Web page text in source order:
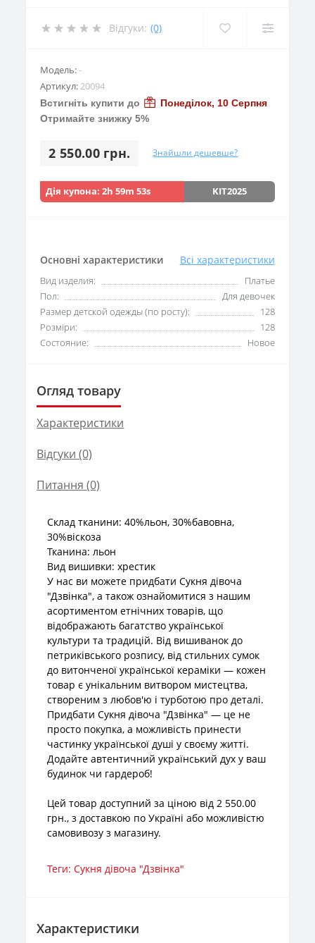
Відгуки: (0)
Модель:-
Артикул: 20094
Встигніть купити до
Понеділок, 10 Серпня
Отримайте знижку 5%
2 550.00 грн. Знайшли дешевше?
Дія купона:2h 59m 53s KIT2025
Основні характеристики Всі характеристики
Вид изделия:
Платье
Пол:
Для девочек
Размер детской одежды (по росту):
128
Розміри:
128
Состояние:
Новое
Огляд товару
Характеристики
Відгуки (0)
Питання (0)
Склад тканини: 40%льон, 30%бавовна,
30%віскоза
Тканина: льон
Вид вишивки: хрестик
У нас ви можете придбати Сукня дівоча
"Дзвінка", а також ознайомитися з нашим
асортиментом етнічних товарів, що
відображають багатство української
культури та традицій. Від вишиванок до
петриківського розпису, від стильних сумок
до витонченої української кераміки — кожен
товар є унікальним витвором мистецтва,
створеним з любов'ю і турботою про деталі.
Придбати Сукня дівоча "Дзвінка" — це не
просто покупка, а можливість принести
частинку української душі у своєму житті.
Додайте автентичний український дух у ваш
будинок чи гардероб!
Цей товар доступний за ціною від 2 550.00
грн., з доставкою по Україні або можливістю
самовивозу з магазину.
Теги:Сукня дівоча "Дзвінка"
Характеристики